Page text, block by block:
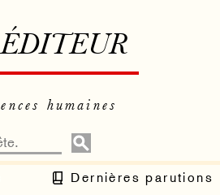
humaines
Dernières parutions